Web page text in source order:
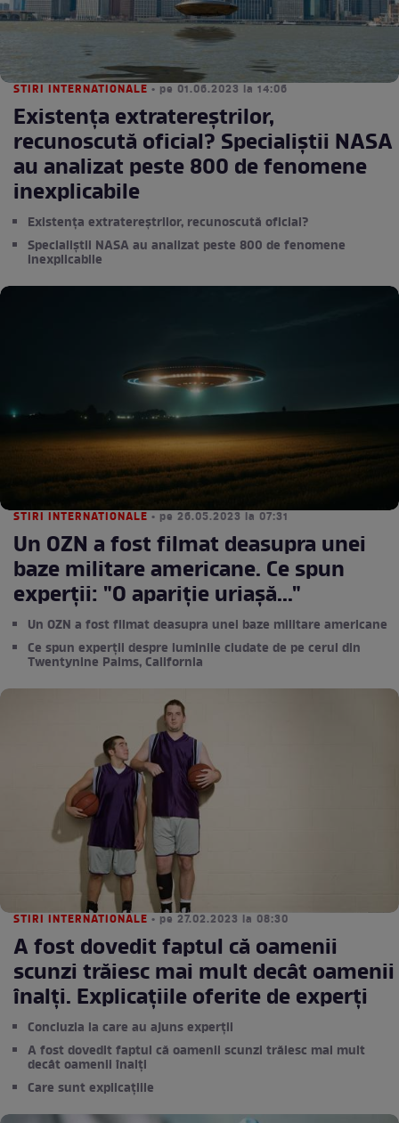
STIRI INTERNATIONALE • pe 01.06.2023 la 14:06
Existența extratereștrilor,
recunoscută oficial? Specialiștii NASA
au analizat peste 800 de fenomene
inexplicabile
Existența extratereștrilor, recunoscută oficial?
Specialiștii NASA au analizat peste 800 de fenomene
inexplicabile
STIRI INTERNATIONALE • pe 26.05.2023 la 07:31
Un OZN a fost filmat deasupra unei
baze militare americane. Ce spun
experții: "O apariție uriașă..."
Un OZN a fost filmat deasupra unei baze militare americane
Ce spun experții despre luminile ciudate de pe cerul din
Twentynine Palms, California
STIRI INTERNATIONALE • pe 27.02.2023 la 08:30
A fost dovedit faptul că oamenii
scunzi trăiesc mai mult decât oamenii
înalți. Explicațiile oferite de experți
Concluzia la care au ajuns experții
A fost dovedit faptul că oamenii scunzi trăiesc mai mult
decât oamenii înalți
Care sunt explicațiile